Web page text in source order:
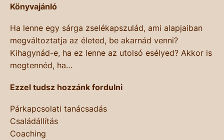
Könyvajánló
Ha lenne egy sárga zselékapszulád, ami alapjaiban
megváltoztatja az életed, be akarnád venni?
Kihagynád-e, ha ez lenne az utolsó esélyed? Akkor is
megtennéd, ha…
Ezzel tudsz hozzánk fordulni
Párkapcsolati tanácsadás
Családállítás
Coaching